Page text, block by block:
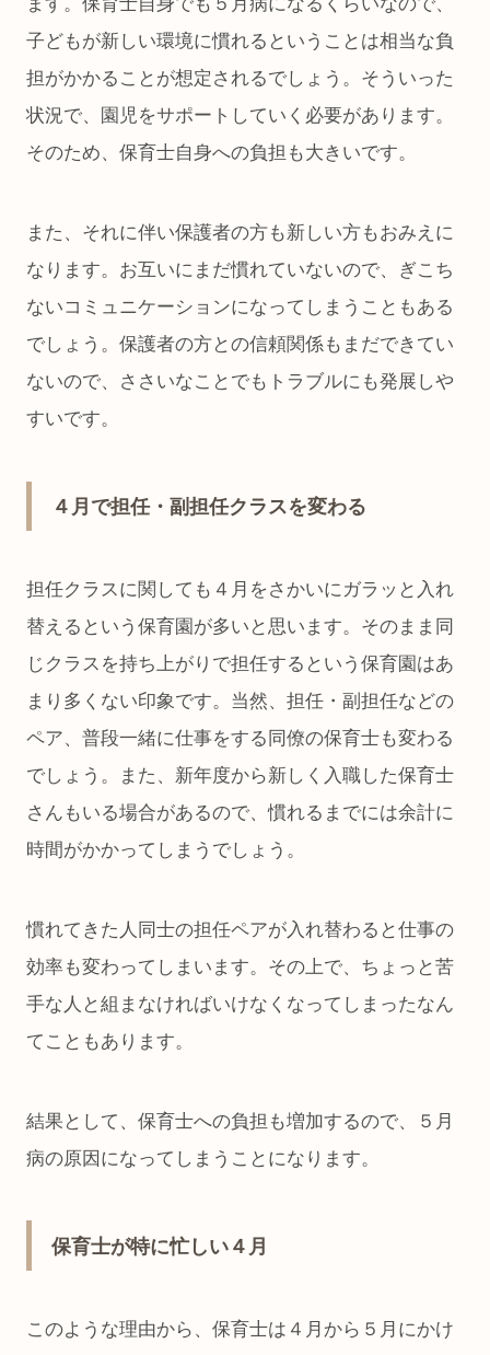
ます。保育士自身でも５月病になるくらいなので、
子どもが新しい環境に慣れるということは相当な負
担がかかることが想定されるでしょう。そういった
状況で、園児をサポートしていく必要があります。
そのため、保育士自身への負担も大きいです。
また、それに伴い保護者の方も新しい方もおみえに
なります。お互いにまだ慣れていないので、ぎこち
ないコミュニケーションになってしまうこともある
でしょう。保護者の方との信頼関係もまだできてい
ないので、ささいなことでもトラブルにも発展しや
すいです。
４月で担任・副担任クラスを変わる
担任クラスに関しても４月をさかいにガラッと入れ
替えるという保育園が多いと思います。そのまま同
じクラスを持ち上がりで担任するという保育園はあ
まり多くない印象です。当然、担任・副担任などの
ペア、普段一緒に仕事をする同僚の保育士も変わる
でしょう。また、新年度から新しく入職した保育士
さんもいる場合があるので、慣れるまでには余計に
時間がかかってしまうでしょう。
慣れてきた人同士の担任ペアが入れ替わると仕事の
効率も変わってしまいます。その上で、ちょっと苦
手な人と組まなければいけなくなってしまったなん
てこともあります。
結果として、保育士への負担も増加するので、５月
病の原因になってしまうことになります。
保育士が特に忙しい４月
このような理由から、保育士は４月から５月にかけ